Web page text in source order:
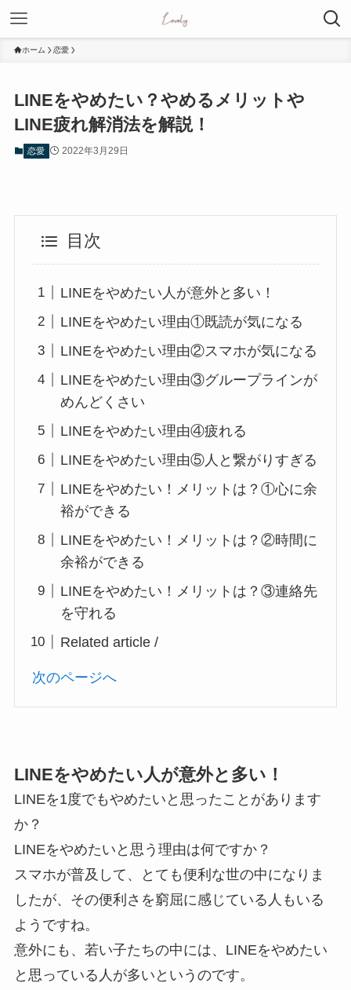
ホーム 恋愛
LINEをやめたい？やめるメリットや
LINE疲れ解消法を解説！
恋愛 2022年3月29日
目次
LINEをやめたい人が意外と多い！
LINEをやめたい理由①既読が気になる
LINEをやめたい理由②スマホが気になる
LINEをやめたい理由③グループラインが
めんどくさい
LINEをやめたい理由④疲れる
LINEをやめたい理由⑤人と繋がりすぎる
LINEをやめたい！メリットは？①心に余
裕ができる
LINEをやめたい！メリットは？②時間に
余裕ができる
LINEをやめたい！メリットは？③連絡先
を守れる
Related article /
次のページへ
LINEをやめたい人が意外と多い！
LINEを1度でもやめたいと思ったことがあります
か？
LINEをやめたいと思う理由は何ですか？
スマホが普及して、とても便利な世の中になりま
したが、その便利さを窮屈に感じている人もいる
ようですね。
意外にも、若い子たちの中には、LINEをやめたい
と思っている人が多いというのです。